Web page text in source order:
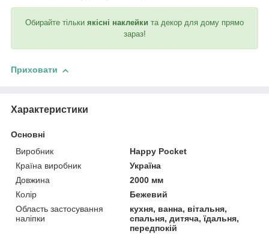
Обирайте тільки якісні наклейки та декор для дому прямо
зараз!
Приховати
Характеристики
Основні
Виробник
Happy Pocket
Країна виробник
Україна
Довжина
2000 мм
Колір
Бежевий
Область застосування
наліпки
кухня, ванна, вітальня,
спальня, дитяча, їдальня,
передпокій